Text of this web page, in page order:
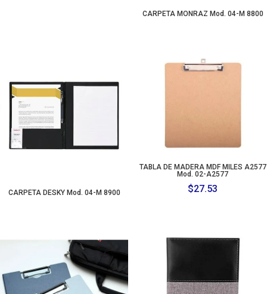
CARPETA MONRAZ Mod. 04-M 8800
CARPETA DESKY Mod. 04-M 8900
TABLA DE MADERA MDF MILES A2577
Mod. 02-A2577
$27.53